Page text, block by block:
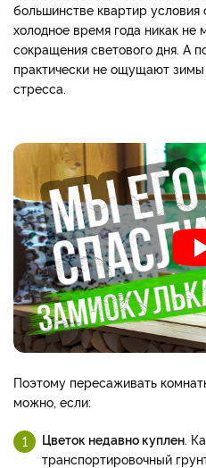
большинстве квартир
холодное время года никак не
сокращения светового дня. А
практически не ощущают
стресса.
Поэтому пересаживать
можно, если:
Цветок недавно куплен .
транспортировочный